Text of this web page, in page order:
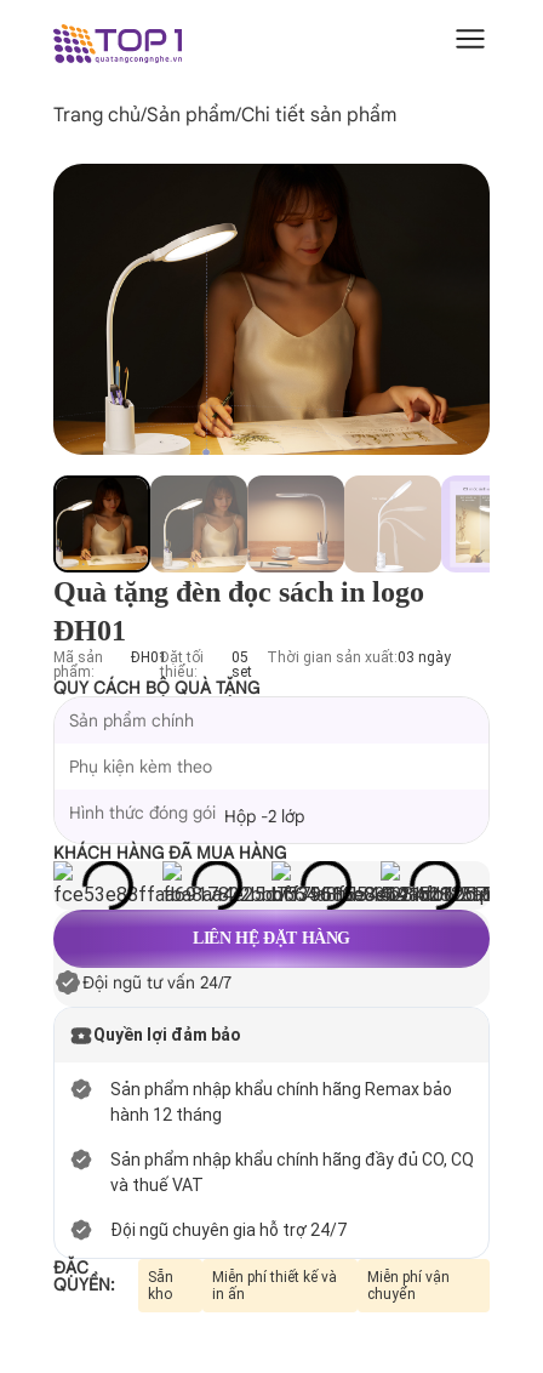
Trang chủ/Sản phẩm/Chi tiết sản phẩm
Quà tặng đèn đọc sách in logo
ĐH01
Mã sản
phẩm:
ĐH01Đặt tối
thiểu:
05
set
Thời gian sản xuất:03 ngày
QUY CÁCH BỘ QUÀ TẶNG
Sản phẩm chính
Phụ kiện kèm theo
Hình thức đóng gói Hộp -2 lớp
KHÁCH HÀNG ĐÃ MUA HÀNG
LIÊN HỆ ĐẶT HÀNG
Đội ngũ tư vấn 24/7
Quyền lợi đảm bảo
Sản phẩm nhập khẩu chính hãng Remax bảo
hành 12 tháng
Sản phẩm nhập khẩu chính hãng đầy đủ CO, CQ
và thuế VAT
Đội ngũ chuyên gia hỗ trợ 24/7
ĐẶC
QUYỀN:
Sẵn
kho
Miễn phí thiết kế và
in ấn
Miễn phí vận
chuyển